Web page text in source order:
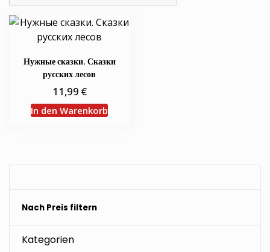
Нужные сказки. Сказки
русских лесов
11,99 €
In den Warenkorb
Nach Preis filtern
Kategorien